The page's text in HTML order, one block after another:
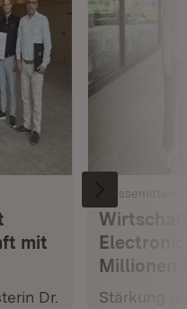
mit
Dr.
Millionen
Stärkung